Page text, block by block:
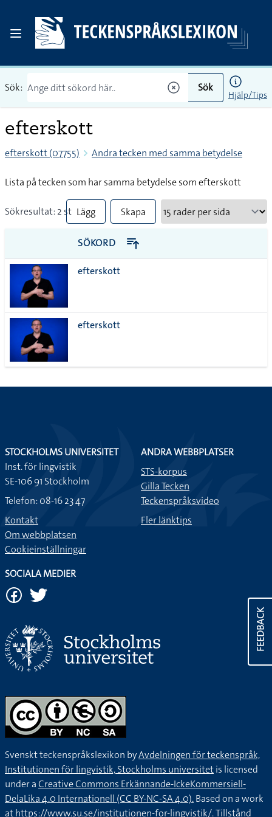
Sök: Sök
Hjälp/Tips
efterskott
efterskott (07755) Andra tecken med samma betydelse
Lista på tecken som har samma betydelse som efterskott
Sökresultat: 2 st Lägg
till
alla i
Skapa
PDF
SÖKORD
efterskott
efterskott
FEEDBACK
STOCKHOLMS UNIVERSITET
Inst. för lingvistik
SE-106 91 Stockholm
Telefon: 08-16 23 47
Kontakt
Om webbplatsen
Cookieinställningar
ANDRA WEBBPLATSER
STS-korpus
Gilla Tecken
Teckenspråksvideo
Fler länktips
SOCIALA MEDIER
Svenskt teckenspråkslexikon byAvdelningen för teckenspråk,
Institutionen för lingvistik, Stockholms universitetis licensed
under aCreative Commons Erkännande-IckeKommersiell-
DelaLika 4.0 Internationell (CC BY-NC-SA 4.0).Based on a work
athttps://www.su.se/institutionen-for-lingvistik/. Tillstånd